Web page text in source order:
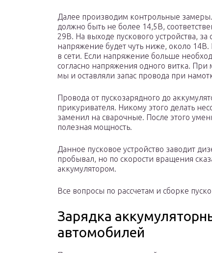
Далее производим контрольные
должно быть не более 14,5В,
29В. На выходе пускового устройства,
напряжение будет чуть ниже, около
в сети. Если напряжение больше
согласно напряжения одного витка.
мы и оставляли запас провода при
Провода от пускозарядного до
прикуривателя. Никому этого делать
заменил на сварочные. После этого
полезная мощность.
Данное пусковое устройство заводит
пробывал, но по скорости вращения
аккумулятором.
Все вопросы по рассчетам и сборке
Зарядка
автомобилей